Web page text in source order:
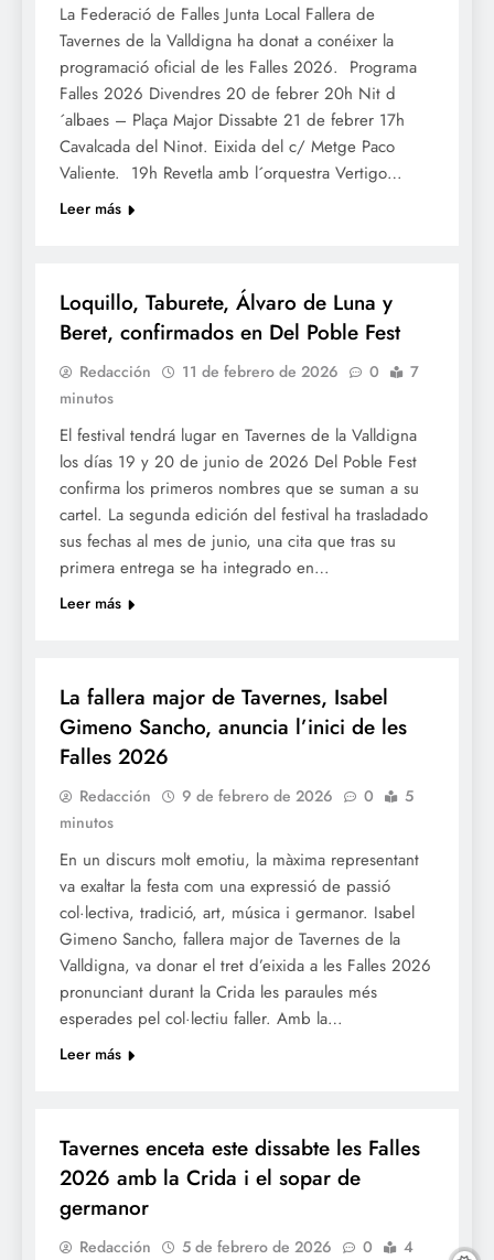
La Federació de Falles Junta Local Fallera de
Tavernes de la Valldigna ha donat a conéixer la
programació oficial de les Falles 2026. Programa
Falles 2026 Divendres 20 de febrer 20h Nit d
´albaes – Plaça Major Dissabte 21 de febrer 17h
Cavalcada del Ninot. Eixida del c/ Metge Paco
Valiente. 19h Revetla amb l´orquestra Vertigo…
Leer más
Loquillo, Taburete, Álvaro de Luna y
Beret, confirmados en Del Poble Fest
Redacción 11 de febrero de 2026 0
7
minutos
El festival tendrá lugar en Tavernes de la Valldigna
los días 19 y 20 de junio de 2026 Del Poble Fest
confirma los primeros nombres que se suman a su
cartel. La segunda edición del festival ha trasladado
sus fechas al mes de junio, una cita que tras su
primera entrega se ha integrado en…
Leer más
La fallera major de Tavernes, Isabel
Gimeno Sancho, anuncia l’inici de les
Falles 2026
Redacción 9 de febrero de 2026 0
5
minutos
En un discurs molt emotiu, la màxima representant
va exaltar la festa com una expressió de passió
col·lectiva, tradició, art, música i germanor. Isabel
Gimeno Sancho, fallera major de Tavernes de la
Valldigna, va donar el tret d’eixida a les Falles 2026
pronunciant durant la Crida les paraules més
esperades pel col·lectiu faller. Amb la…
Leer más
Tavernes enceta este dissabte les Falles
2026 amb la Crida i el sopar de
germanor
Redacción 5 de febrero de 2026 0 4